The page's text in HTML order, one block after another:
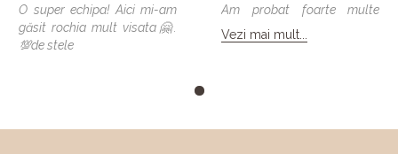
O super echipa! Aici mi-am
găsit rochia mult visata🤗.
💯de stele
Am probat foarte multe
modele si vreau sa spun ca
toate veneau bine , dar
"Trash the dress" si a rezistat
Vezi mai mult...